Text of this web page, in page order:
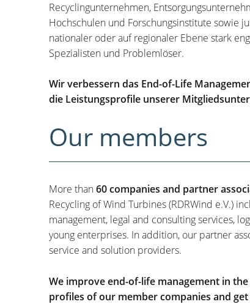
Recyclingunternehmen,
Hochschulen und Forschungsinstitute sowie
nationaler oder auf regionaler Ebene stark
Spezialisten und Problemlöser.
Wir verbessern das End-of-Life
die Leistungsprofile unserer
Our members
More than60 companies and partner
Recycling of Wind Turbines (RDRWind e.V.)
management, legal and consulting services,
young enterprises. In addition, our partner
service and solution providers.
We improve end-of-life management in
profiles of our member companies and